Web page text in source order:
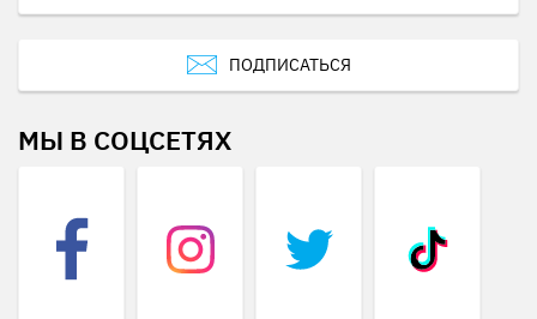
ПОДПИСАТЬСЯ
МЫ В СОЦСЕТЯХ